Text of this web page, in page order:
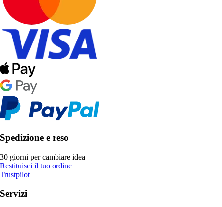
Spedizione e reso
30 giorni per cambiare idea
Restituisci il tuo ordine
Trustpilot
Servizi